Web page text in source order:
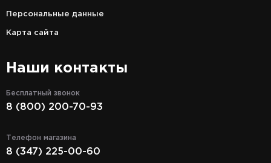
Персональные данные
Карта сайта
Наши контакты
Бесплатный звонок
8 (800) 200-70-93
Телефон магазина
8 (347) 225-00-60